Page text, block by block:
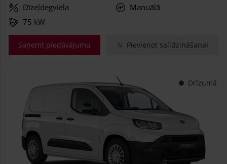
Dīzeļdegviela
Manuālā
75 kW
Saņemt piedāvājumu Pievienot salīdzināšanai
Drīzumā